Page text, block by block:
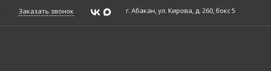
Заказать звонок г. Абакан, ул. Кирова, д. 260, бокс 5